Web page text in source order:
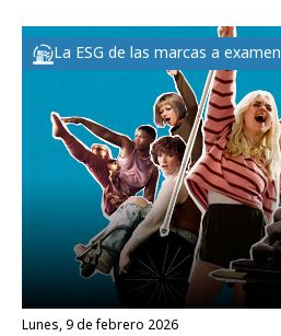
La ESG de las marcas a examen
lunes, 9 de febrero 2026